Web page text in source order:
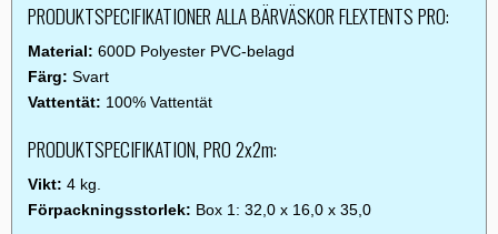
PRODUKTSPECIFIKATIONER ALLA BÄRVÄSKOR FLEXTENTS PRO:
Material: 600D Polyester PVC-belagd
Färg: Svart
Vattentät: 100% Vattentät
PRODUKTSPECIFIKATION, PRO 2x2m:
Vikt: 4 kg.
Förpackningsstorlek: Box 1: 32,0 x 16,0 x 35,0